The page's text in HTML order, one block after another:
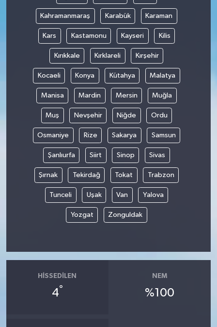
Kahramanmaraş Karabük Karaman
Kars Kastamonu Kayseri Kilis
Kırıkkale Kırklareli Kırşehir
Kocaeli Konya Kütahya Malatya
Manisa Mardin Mersin Muğla
Muş Nevşehir Niğde Ordu
Osmaniye Rize Sakarya Samsun
Şanlıurfa Siirt Sinop Sivas
Şırnak Tekirdağ Tokat Trabzon
Tunceli Uşak Van Yalova
Yozgat Zonguldak
HISSEDILEN
4°
NEM
%100